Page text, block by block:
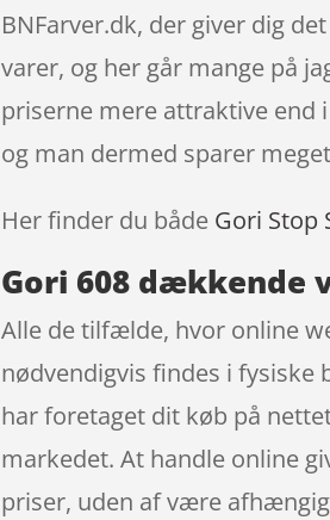
BNFarver.dk, der giver dig
varer, og her går mange på
priserne mere attraktive end
og man dermed sparer
Her finder du både Gori Stop
Gori 608 dækkende
Alle de tilfælde, hvor online
nødvendigvis findes i fysiske
har foretaget dit køb på
markedet. At handle online
priser, uden af være